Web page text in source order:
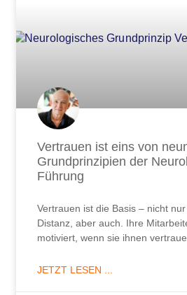
Vertrauen ist eins von
Grundprinzipien der
Führung
Vertrauen ist die Basis – nicht
Distanz, aber auch. Ihre
motiviert, wenn sie ihnen
JETZT LESEN ...